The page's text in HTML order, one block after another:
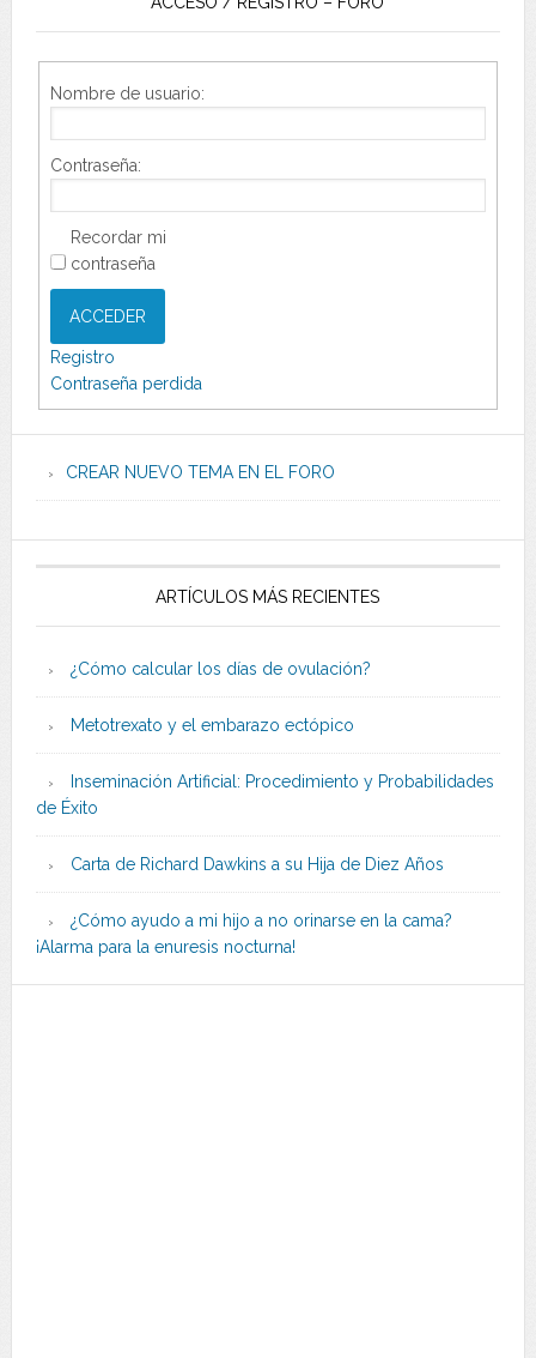
Nombre de usuario:
Contraseña:
Recordar mi
contraseña
ACCEDER
Registro
Contraseña perdida
CREAR NUEVO TEMA EN EL FORO
ARTÍCULOS MÁS RECIENTES
¿Cómo calcular los días de ovulación?
Metotrexato y el embarazo ectópico
Inseminación Artificial: Procedimiento y Probabilidades
de Éxito
Carta de Richard Dawkins a su Hija de Diez Años
¿Cómo ayudo a mi hijo a no orinarse en la cama?
¡Alarma para la enuresis nocturna!